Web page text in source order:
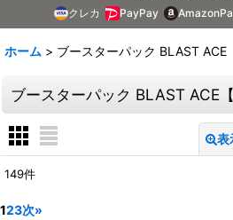
クレカ
PayPay
ホーム > ブースターパック BLAST ACE
ブースターパック BLAST ACE【
表
149件
123次»